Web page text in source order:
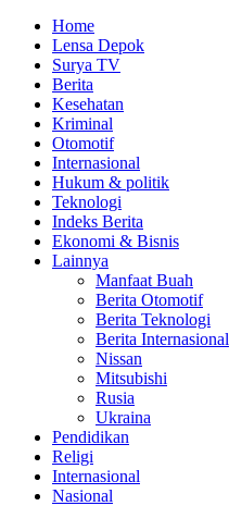
Home
Lensa Depok
Surya TV
Berita
Kesehatan
Kriminal
Otomotif
Internasional
Hukum & politik
Teknologi
Indeks Berita
Ekonomi & Bisnis
Lainnya
Manfaat Buah
Berita Otomotif
Berita Teknologi
Berita Internasional
Nissan
Mitsubishi
Rusia
Ukraina
Pendidikan
Religi
Internasional
Nasional